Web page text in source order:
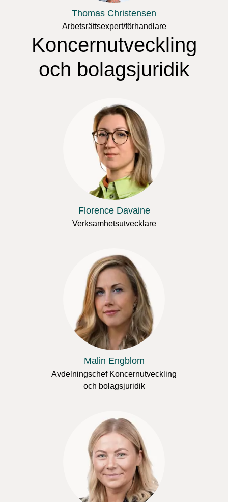
Thomas Christensen
Arbetsrättsexpert/förhandlare
Koncernutveckling
och bolagsjuridik
Florence Davaine
Verksamhetsutvecklare
Malin Engblom
Avdelningschef Koncernutveckling
och bolagsjuridik